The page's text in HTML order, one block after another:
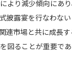
より減少傾向にあ
披露宴を行なわな
連市場と共に成長
図ることが重要であ